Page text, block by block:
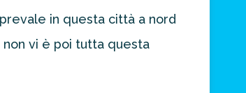
in questa città a nord
vi è poi tutta questa